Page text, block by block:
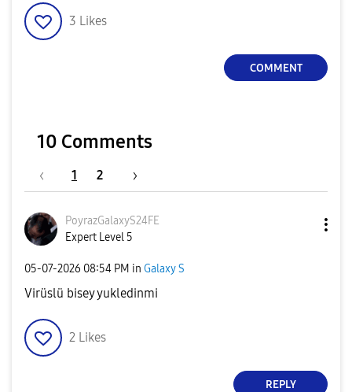
3 Likes
COMMENT
10 Comments
1 2
PoyrazGalaxyS24FE
Expert Level 5
‎05-07-2026 08:54 PM in Galaxy S
Virüslü bisey yukledinmi
2 Likes
REPLY